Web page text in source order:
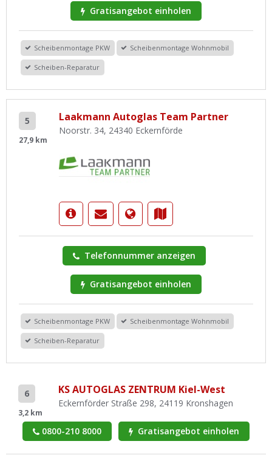
Gratisangebot einholen
Scheibenmontage PKW Scheibenmontage Wohnmobil
Scheiben-Reparatur
5
27,9 km
Laakmann Autoglas Team Partner
Noorstr. 34, 24340 Eckernförde
Telefonnummer anzeigen
Gratisangebot einholen
Scheibenmontage PKW Scheibenmontage Wohnmobil
Scheiben-Reparatur
6
3,2 km
KS AUTOGLAS ZENTRUM Kiel-West
Eckernförder Straße 298, 24119 Kronshagen
0800-210 8000 Gratisangebot einholen